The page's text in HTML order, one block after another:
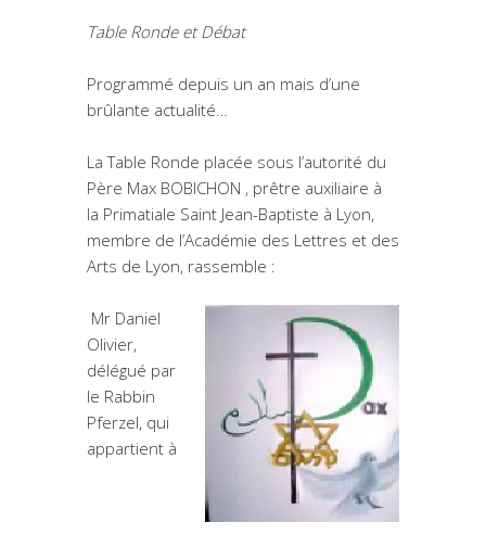
Table Ronde et Débat
Programmé depuis un an mais d’une
brûlante actualité…
La Table Ronde placée sous l’autorité du
Père Max BOBICHON , prêtre auxiliaire à
la Primatiale Saint Jean-Baptiste à Lyon,
membre de l’Académie des Lettres et des
Arts de Lyon, rassemble :
Mr Daniel
Olivier,
délégué par
le Rabbin
Pferzel, qui
appartient à